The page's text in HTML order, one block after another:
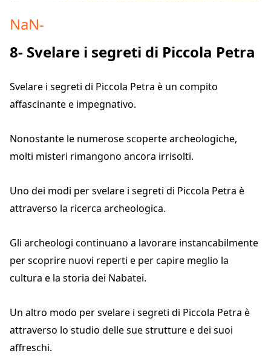
NaN-
8- Svelare i segreti di Piccola Petra
Svelare i segreti di Piccola Petra è un compito
affascinante e impegnativo.
Nonostante le numerose scoperte archeologiche,
molti misteri rimangono ancora irrisolti.
Uno dei modi per svelare i segreti di Piccola Petra è
attraverso la ricerca archeologica.
Gli archeologi continuano a lavorare instancabilmente
per scoprire nuovi reperti e per capire meglio la
cultura e la storia dei Nabatei.
Un altro modo per svelare i segreti di Piccola Petra è
attraverso lo studio delle sue strutture e dei suoi
affreschi.